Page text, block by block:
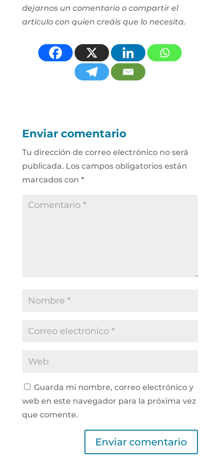
dejarnos un comentario o compartir el
artículo con quien creáis que lo necesita.
Enviar comentario
Tu dirección de correo electrónico no será
publicada. Los campos obligatorios están
marcados con *
Guarda mi nombre, correo electrónico y
web en este navegador para la próxima vez
que comente.